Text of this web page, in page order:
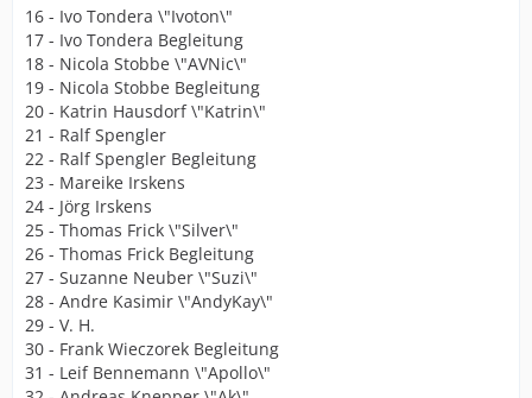
16 - Ivo Tondera \"Ivoton\"
17 - Ivo Tondera Begleitung
18 - Nicola Stobbe \"AVNic\"
19 - Nicola Stobbe Begleitung
20 - Katrin Hausdorf \"Katrin\"
21 - Ralf Spengler
22 - Ralf Spengler Begleitung
23 - Mareike Irskens
24 - Jörg Irskens
25 - Thomas Frick \"Silver\"
26 - Thomas Frick Begleitung
27 - Suzanne Neuber \"Suzi\"
28 - Andre Kasimir \"AndyKay\"
29 - V. H.
30 - Frank Wieczorek Begleitung
31 - Leif Bennemann \"Apollo\"